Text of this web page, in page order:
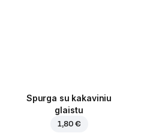
Spurga su kakaviniu
glaistu
1,80 €